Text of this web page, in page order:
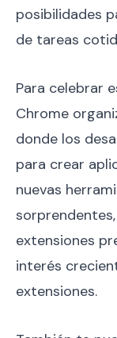
posibilidades
de tareas
Para celebrar
Chrome
donde los
para crear
nuevas
extensiones
interés
extensiones.